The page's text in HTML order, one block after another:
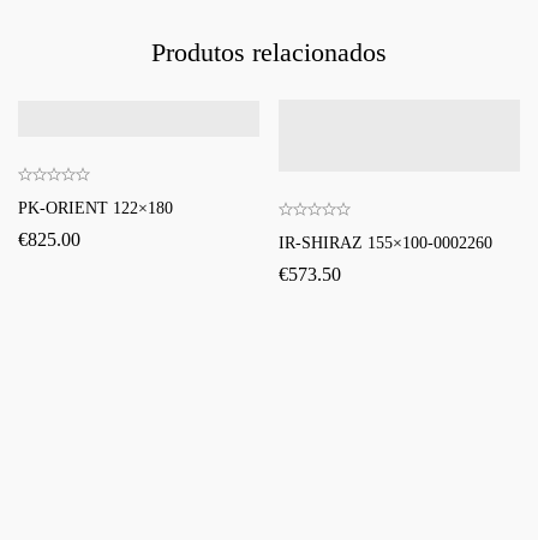
Produtos relacionados
PK-ORIENT 122×180
€825.00 IR-SHIRAZ 155×100-0002260
€573.50